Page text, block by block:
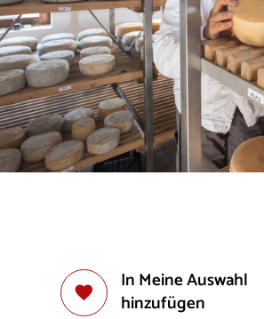
In Meine Auswahl
hinzufügen